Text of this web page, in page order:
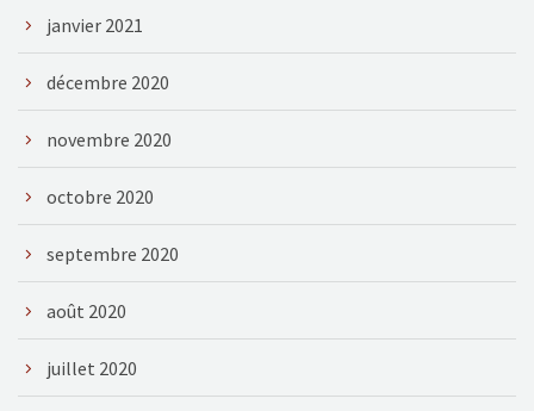
janvier 2021
décembre 2020
novembre 2020
octobre 2020
septembre 2020
août 2020
juillet 2020